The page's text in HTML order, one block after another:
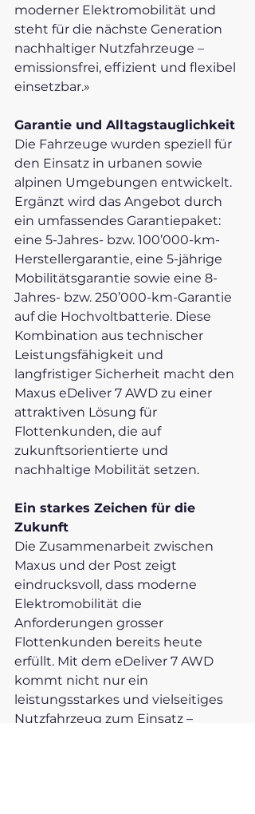
moderner Elektromobilität und
steht für die nächste Generation
nachhaltiger Nutzfahrzeuge –
emissionsfrei, effizient und flexibel
einsetzbar.»
Garantie und Alltagstauglichkeit
Die Fahrzeuge wurden speziell für
den Einsatz in urbanen sowie
alpinen Umgebungen entwickelt.
Ergänzt wird das Angebot durch
ein umfassendes Garantiepaket:
eine 5-Jahres- bzw. 100’000-km-
Herstellergarantie, eine 5-jährige
Mobilitätsgarantie sowie eine 8-
Jahres- bzw. 250’000-km-Garantie
auf die Hochvoltbatterie. Diese
Kombination aus technischer
Leistungsfähigkeit und
langfristiger Sicherheit macht den
Maxus eDeliver 7 AWD zu einer
attraktiven Lösung für
Flottenkunden, die auf
zukunftsorientierte und
nachhaltige Mobilität setzen.
Ein starkes Zeichen für die
Zukunft
Die Zusammenarbeit zwischen
Maxus und der Post zeigt
eindrucksvoll, dass moderne
Elektromobilität die
Anforderungen grosser
Flottenkunden bereits heute
erfüllt. Mit dem eDeliver 7 AWD
kommt nicht nur ein
leistungsstarkes und vielseitiges
Nutzfahrzeug zum Einsatz –